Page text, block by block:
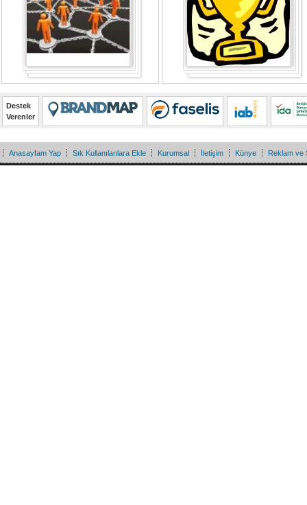
Destek
Verenler
Anasayfam Yap Sık Kullanılanlara Ekle Kurumsal İletişim Künye Reklam ve